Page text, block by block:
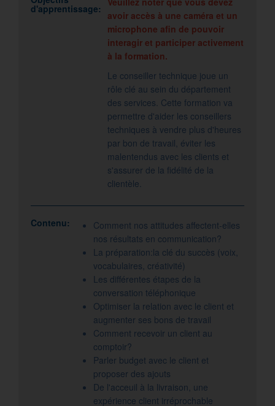
d'apprentissage:
avoir accès à une caméra et un
microphone afin de pouvoir
interagir et participer activement
à la formation.
Le conseiller technique joue un
rôle clé au sein du département
des services. Cette formation va
permettre d'aider les conseillers
techniques à vendre plus d'heures
par bon de travail, éviter les
malentendus avec les clients et
s'assurer de la fidélité de la
clientèle.
Contenu:
Comment nos attitudes affectent-elles
nos résultats en communication?
La préparation:la clé du succès (voix,
vocabulaires, créativité)
Les différentes étapes de la
conversation téléphonique
Optimiser la relation avec le client et
augmenter ses bons de travail
Comment recevoir un client au
comptoir?
Parler budget avec le client et
proposer des ajouts
De l'acceuil à la livraison, une
expérience client irréprochable